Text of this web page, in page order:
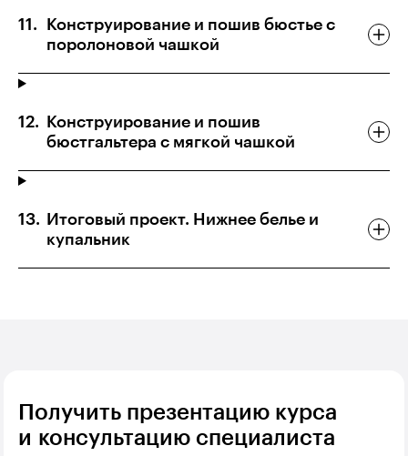
Конструирование и пошив бюстье с
поролоновой чашкой
Конструирование и пошив
бюстгальтера с мягкой чашкой
Итоговый проект. Нижнее белье и
купальник
Получить презентацию курса
и консультацию специалиста